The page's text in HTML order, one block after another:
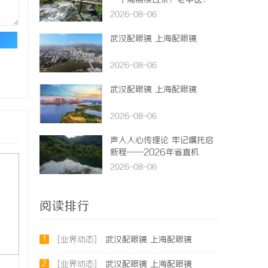
张辨证方对症，身体找回津液
2026-08-06
武汉配眼镜 上海配眼镜
2026-08-06
武汉配眼镜 上海配眼镜
2026-08-06
声入人心传理论 牢记嘱托启
新程——2026年省直机
关“党的创新理论我来讲”宣
2026-08-06
阅读排行
1 [业界动态] 武汉配眼镜 上海配眼镜
2 [业界动态] 武汉配眼镜 上海配眼镜